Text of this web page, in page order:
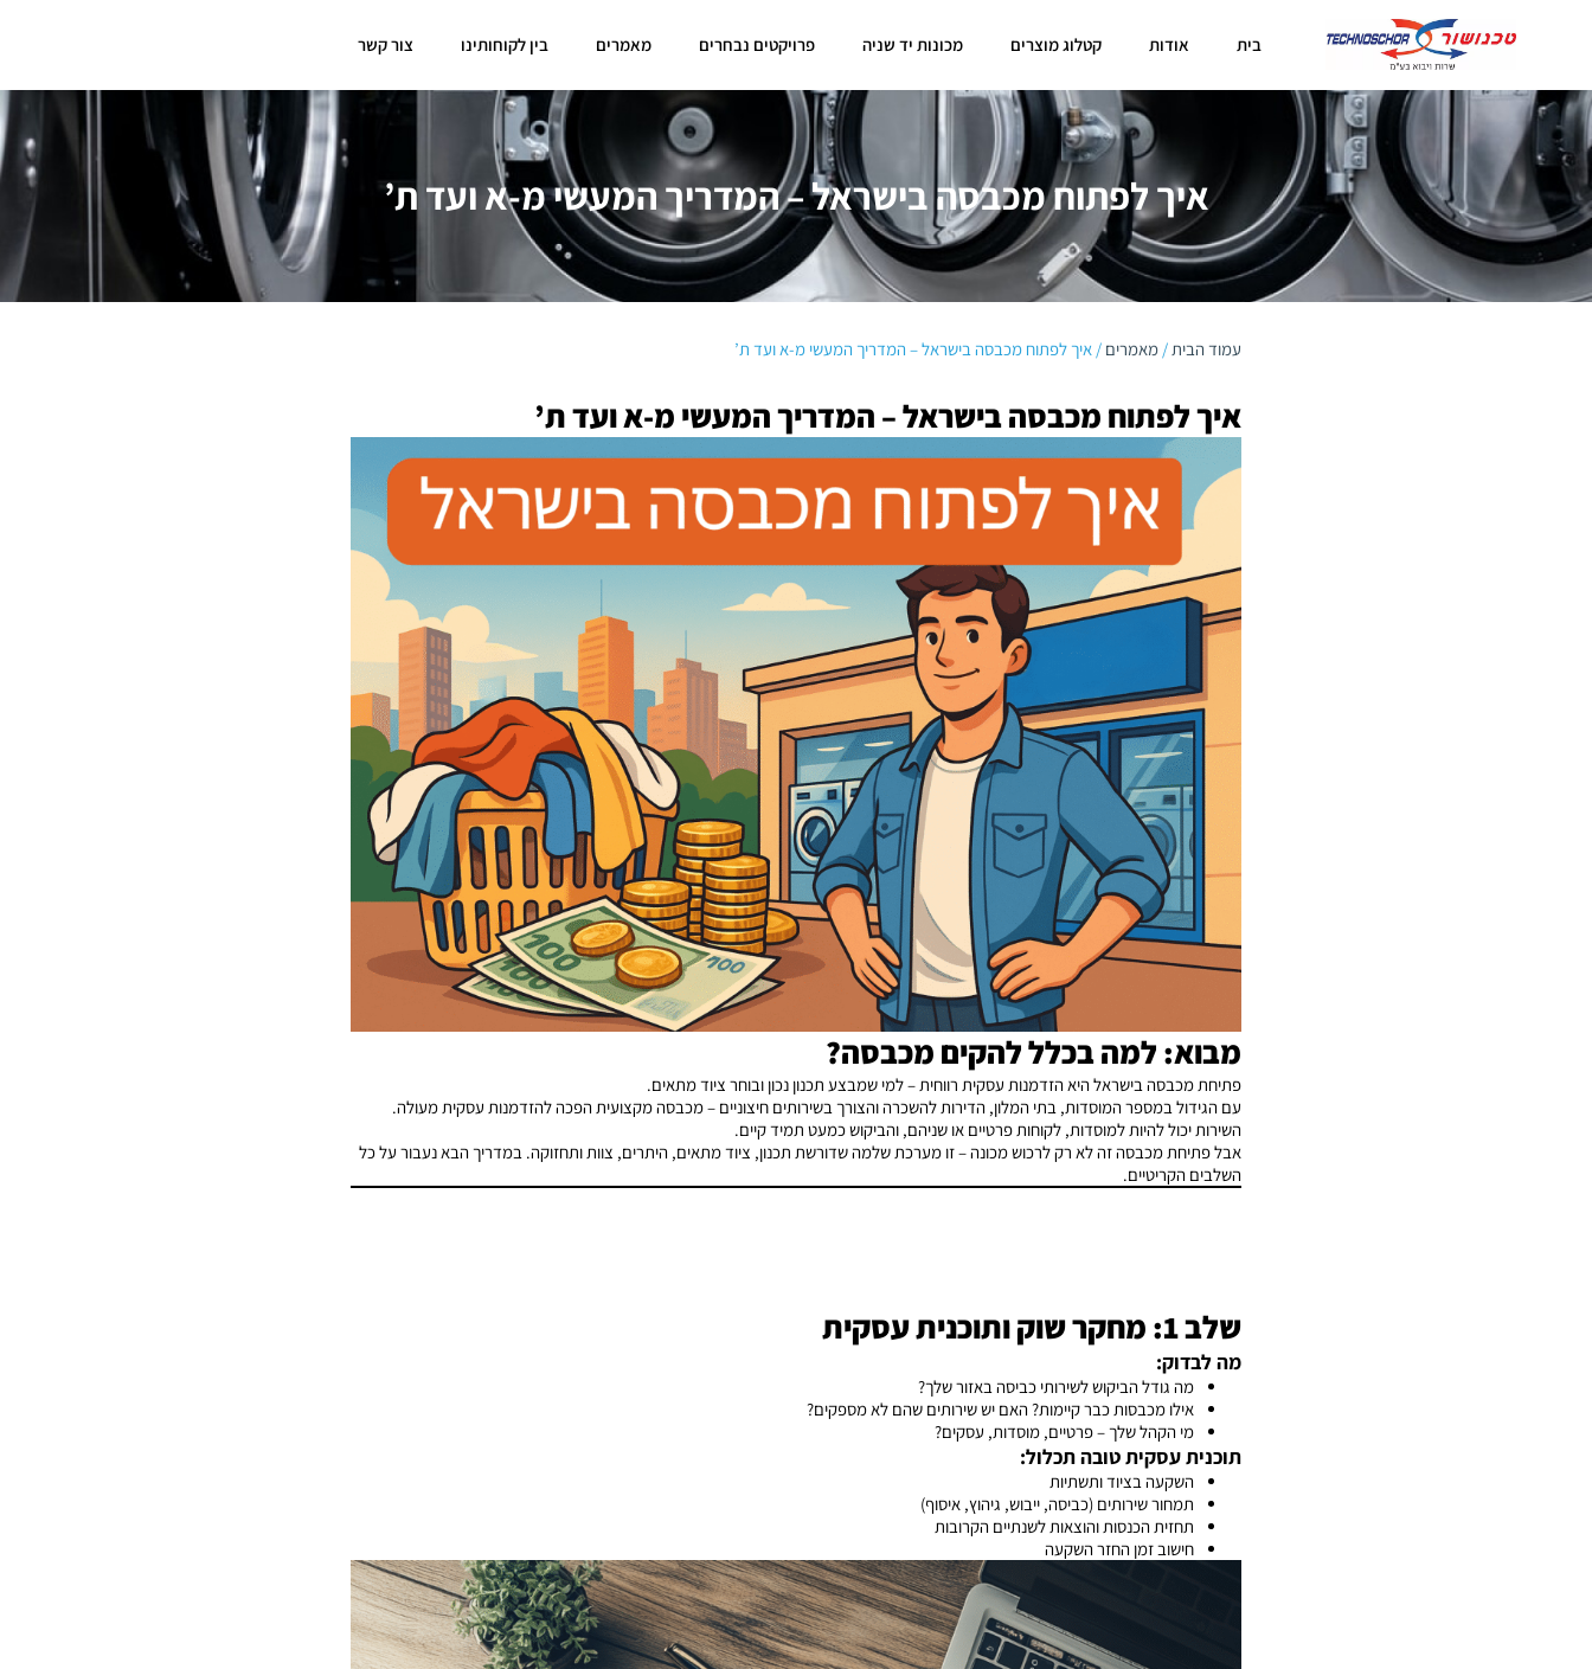
בית אודות קטלוג מוצרים מכונות יד שניה פרויקטים נבחרים מאמרים בין לקוחותינו צור קשר
איך לפתוח מכבסה בישראל – המדריך המעשי מ-א ועד ת’
עמוד הבית/ מאמרים / איך לפתוח מכבסה בישראל – המדריך המעשי מ-א ועד ת’
איך לפתוח מכבסה בישראל – המדריך המעשי מ-א ועד ת’
מבוא: למה בכלל להקים מכבסה?
פתיחת מכבסה בישראל היא הזדמנות עסקית רווחית – למי שמבצע תכנון נכון ובוחר ציוד מתאים.
עם הגידול במספר המוסדות, בתי המלון, הדירות להשכרה והצורך בשירותים חיצוניים – מכבסה מקצועית הפכה להזדמנות עסקית מעולה.
השירות יכול להיות למוסדות, לקוחות פרטיים או שניהם, והביקוש כמעט תמיד קיים.
אבל פתיחת מכבסה זה לא רק לרכוש מכונה – זו מערכת שלמה שדורשת תכנון, ציוד מתאים, היתרים, צוות ותחזוקה. במדריך הבא נעבור על כל
השלבים הקריטיים.
שלב 1: מחקר שוק ותוכנית עסקית
מה לבדוק:
מה גודל הביקוש לשירותי כביסה באזור שלך?
אילו מכבסות כבר קיימות? האם יש שירותים שהם לא מספקים?
מי הקהל שלך – פרטיים, מוסדות, עסקים?
תוכנית עסקית טובה תכלול:
השקעה בציוד ותשתיות
תמחור שירותים (כביסה, ייבוש, גיהוץ, איסוף)
תחזית הכנסות והוצאות לשנתיים הקרובות
חישוב זמן החזר השקעה